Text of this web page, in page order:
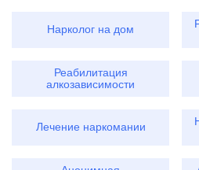
Нарколог на дом
Реабилитация
алкозависимости
Лечение наркомании